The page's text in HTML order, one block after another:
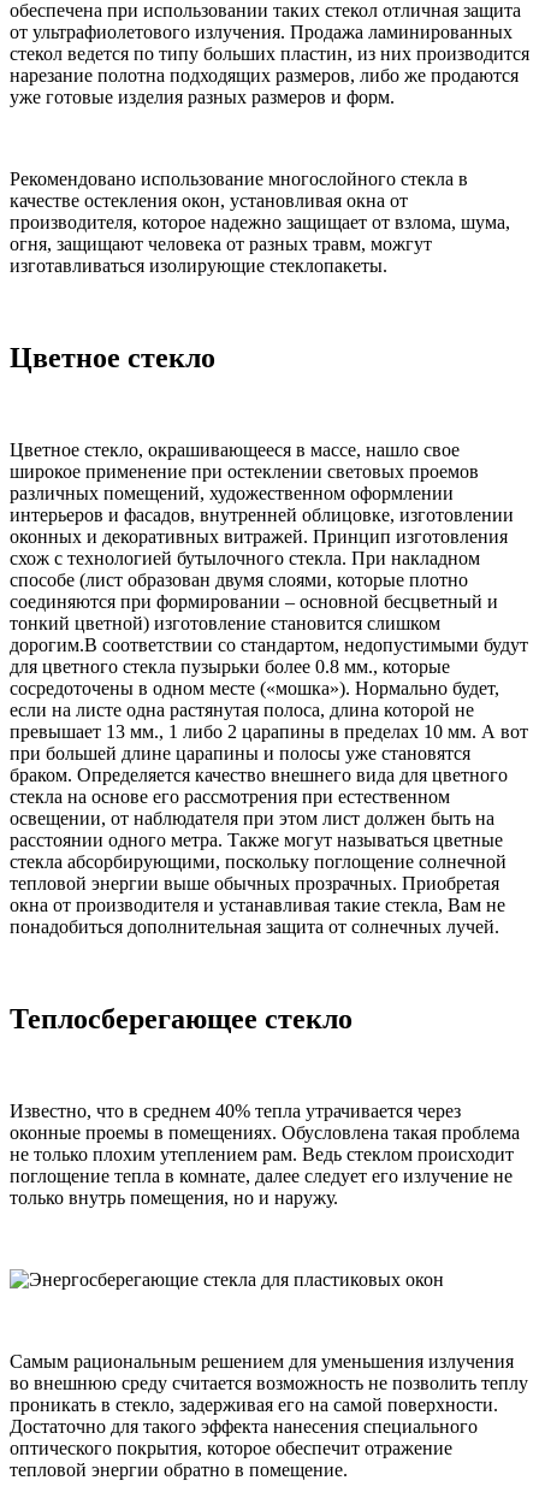
обеспечена при использовании таких стекол отличная защита
от ультрафиолетового излучения. Продажа ламинированных
стекол ведется по типу больших пластин, из них производится
нарезание полотна подходящих размеров, либо же продаются
уже готовые изделия разных размеров и форм.
Рекомендовано использование многослойного стекла в
качестве остекления окон, установливая окна от
производителя, которое надежно защищает от взлома, шума,
огня, защищают человека от разных травм, можгут
изготавливаться изолирующие стеклопакеты.
Цветное стекло
Цветное стекло, окрашивающееся в массе, нашло свое
широкое применение при остеклении световых проемов
различных помещений, художественном оформлении
интерьеров и фасадов, внутренней облицовке, изготовлении
оконных и декоративных витражей. Принцип изготовления
схож с технологией бутылочного стекла. При накладном
способе (лист образован двумя слоями, которые плотно
соединяются при формировании – основной бесцветный и
тонкий цветной) изготовление становится слишком
дорогим.В соответствии со стандартом, недопустимыми будут
для цветного стекла пузырьки более 0.8 мм., которые
сосредоточены в одном месте («мошка»). Нормально будет,
если на листе одна растянутая полоса, длина которой не
превышает 13 мм., 1 либо 2 царапины в пределах 10 мм. А вот
при большей длине царапины и полосы уже становятся
браком. Определяется качество внешнего вида для цветного
стекла на основе его рассмотрения при естественном
освещении, от наблюдателя при этом лист должен быть на
расстоянии одного метра. Также могут называться цветные
стекла абсорбирующими, поскольку поглощение солнечной
тепловой энергии выше обычных прозрачных. Приобретая
окна от производителя и устанавливая такие стекла, Вам не
понадобиться дополнительная защита от солнечных лучей.
Теплосберегающее стекло
Известно, что в среднем 40% тепла утрачивается через
оконные проемы в помещениях. Обусловлена такая проблема
не только плохим утеплением рам. Ведь стеклом происходит
поглощение тепла в комнате, далее следует его излучение не
только внутрь помещения, но и наружу.
Самым рациональным решением для уменьшения излучения
во внешнюю среду считается возможность не позволить теплу
проникать в стекло, задерживая его на самой поверхности.
Достаточно для такого эффекта нанесения специального
оптического покрытия, которое обеспечит отражение
тепловой энергии обратно в помещение.